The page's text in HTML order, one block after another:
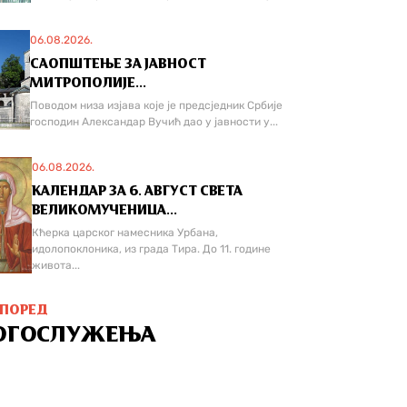
06.08.2026.
САОПШТЕЊЕ ЗА ЈАВНОСТ
МИТРОПОЛИЈЕ...
Поводом низа изјава које је предсједник Србије
господин Александар Вучић дао у јавности у...
06.08.2026.
КАЛЕНДАР ЗА 6. АВГУСТ СВЕТА
ВЕЛИКОМУЧЕНИЦА...
Кћерка царског намесника Урбана,
идолопоклоника, из града Тира. До 11. године
живота...